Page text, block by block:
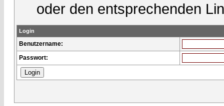
oder den entsprechenden
Login
Benutzername:
Passwort: